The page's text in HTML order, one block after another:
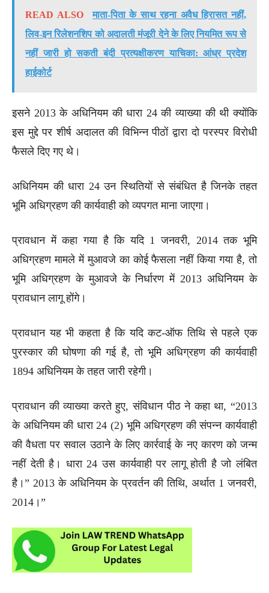
READ ALSO
माता-पिता के साथ रहना अवैध हिरासत नहीं,
लिव-इन रिलेशनशिप को अदालती मंजूरी देने के लिए नियमित रूप से
नहीं जारी हो सकती बंदी प्रत्यक्षीकरण याचिका: आंध्र प्रदेश
हाईकोर्ट
इसने 2013 के अधिनियम की धारा 24 की व्याख्या की थी क्योंकि
इस मुद्दे पर शीर्ष अदालत की विभिन्न पीठों द्वारा दो परस्पर विरोधी
फैसले दिए गए थे।
अधिनियम की धारा 24 उन स्थितियों से संबंधित है जिनके तहत
भूमि अधिग्रहण की कार्यवाही को व्यपगत माना जाएगा।
प्रावधान में कहा गया है कि यदि 1 जनवरी, 2014 तक भूमि
अधिग्रहण मामले में मुआवजे का कोई फैसला नहीं किया गया है, तो
भूमि अधिग्रहण के मुआवजे के निर्धारण में 2013 अधिनियम के
प्रावधान लागू होंगे।
प्रावधान यह भी कहता है कि यदि कट-ऑफ तिथि से पहले एक
पुरस्कार की घोषणा की गई है, तो भूमि अधिग्रहण की कार्यवाही
1894 अधिनियम के तहत जारी रहेगी।
प्रावधान की व्याख्या करते हुए, संविधान पीठ ने कहा था, “2013
के अधिनियम की धारा 24 (2) भूमि अधिग्रहण की संपन्न कार्यवाही
की वैधता पर सवाल उठाने के लिए कार्रवाई के नए कारण को जन्म
नहीं देती है। धारा 24 उस कार्यवाही पर लागू होती है जो लंबित
है।” 2013 के अधिनियम के प्रवर्तन की तिथि, अर्थात 1 जनवरी,
2014।”